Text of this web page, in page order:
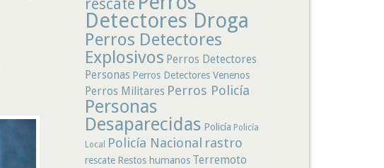
rescate
Detectores Droga
Perros Detectores
Explosivos Perros Detectores
Personas Perros Detectores Venenos
Perros Militares Perros Policía
Personas
Desaparecidas Policía Policía
Local
Policía Nacional rastro
rescate Restos humanos Terremoto